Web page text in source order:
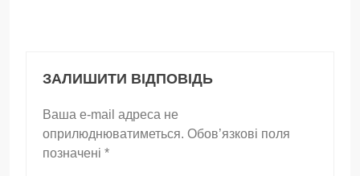
ЗАЛИШИТИ ВІДПОВІДЬ
Ваша e-mail адреса не
оприлюднюватиметься. Обов’язкові поля
позначені *